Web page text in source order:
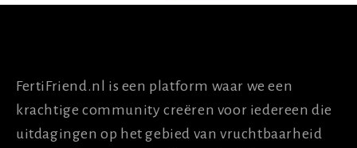
FertiFriend.nl is een platform waar we een
krachtige community creëren voor iedereen die
uitdagingen op het gebied van vruchtbaarheid